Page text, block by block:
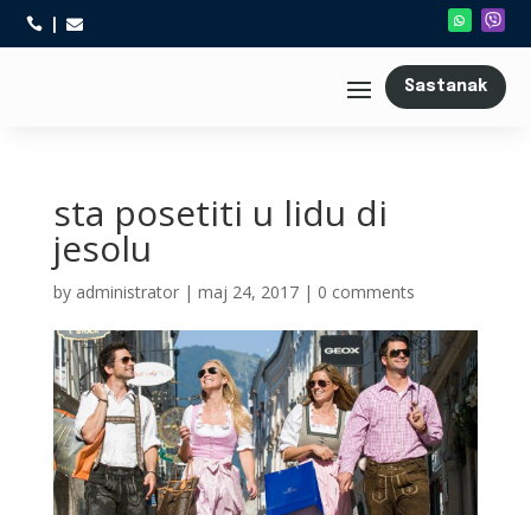
 
Sastanak
sta posetiti u lidu di
jesolu
by administrator| maj 24, 2017| 0 comments